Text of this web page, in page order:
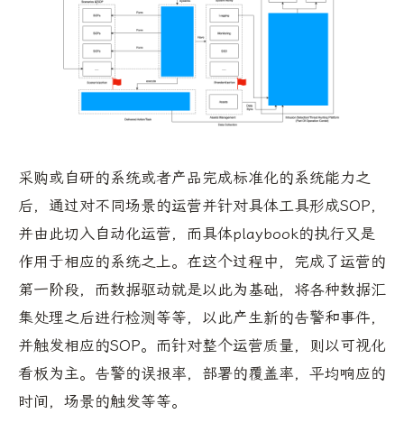
采购或自研的系统或者产品完成标准化的系统能力之
后，通过对不同场景的运营并针对具体工具形成SOP，
并由此切入自动化运营，而具体playbook的执行又是
作用于相应的系统之上。在这个过程中，完成了运营的
第一阶段，而数据驱动就是以此为基础，将各种数据汇
集处理之后进行检测等等，以此产生新的告警和事件，
并触发相应的SOP。而针对整个运营质量，则以可视化
看板为主。告警的误报率，部署的覆盖率，平均响应的
时间，场景的触发等等。